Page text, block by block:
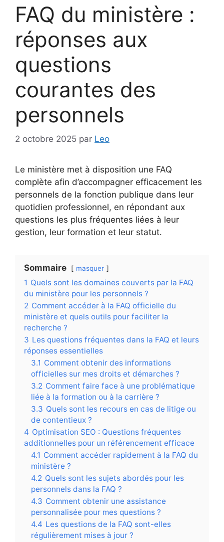
FAQ du ministère :
réponses aux
questions
courantes des
personnels
2 octobre 2025 par Leo
Le ministère met à disposition une FAQ
complète afin d’accompagner efficacement les
personnels de la fonction publique dans leur
quotidien professionnel, en répondant aux
questions les plus fréquentes liées à leur
gestion, leur formation et leur statut.
Sommaire masquer
1 Quels sont les domaines couverts par la FAQ
du ministère pour les personnels ?
2 Comment accéder à la FAQ officielle du
ministère et quels outils pour faciliter la
recherche ?
3 Les questions fréquentes dans la FAQ et leurs
réponses essentielles
3.1 Comment obtenir des informations
officielles sur mes droits et démarches ?
3.2 Comment faire face à une problématique
liée à la formation ou à la carrière ?
3.3 Quels sont les recours en cas de litige ou
de contentieux ?
4 Optimisation SEO : Questions fréquentes
additionnelles pour un référencement efficace
4.1 Comment accéder rapidement à la FAQ du
ministère ?
4.2 Quels sont les sujets abordés pour les
personnels dans la FAQ ?
4.3 Comment obtenir une assistance
personnalisée pour mes questions ?
4.4 Les questions de la FAQ sont-elles
régulièrement mises à jour ?